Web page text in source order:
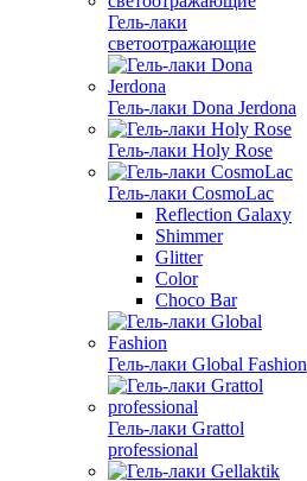
Гель-лаки
светоотражающие
Гель-лаки Dona Jerdona
Гель-лаки Holy Rose
Гель-лаки CosmoLac
Reflection Galaxy
Shimmer
Glitter
Color
Choco Bar
Гель-лаки Global Fashion
Гель-лаки Grattol
professional